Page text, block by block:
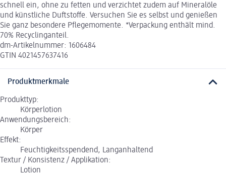
schnell ein, ohne zu fetten und verzichtet zudem auf Mineralöle
und künstliche Duftstoffe. Versuchen Sie es selbst und genießen
Sie ganz besondere Pflegemomente. *Verpackung enthält mind.
70% Recyclinganteil.
dm-Artikelnummer: 1606484
GTIN 4021457637416
Produktmerkmale
Produkttyp:
Körperlotion
Anwendungsbereich:
Körper
Effekt:
Feuchtigkeitsspendend, Langanhaltend
Textur / Konsistenz / Applikation:
Lotion